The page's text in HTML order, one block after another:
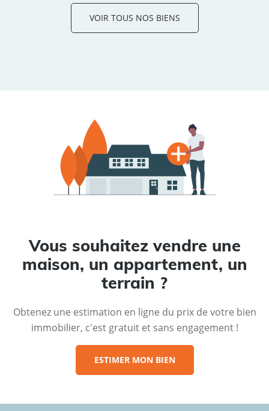
VOIR TOUS NOS BIENS
Vous souhaitez vendre une
maison, un appartement, un
terrain ?
Obtenez une estimation en ligne du prix de votre bien
immobilier, c'est gratuit et sans engagement !
ESTIMER MON BIEN